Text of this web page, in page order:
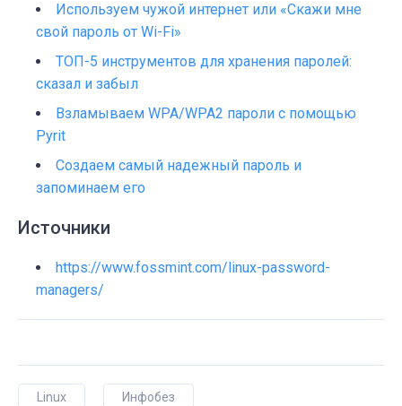
Используем чужой интернет или «Скажи мне
свой пароль от Wi-Fi»
ТОП-5 инструментов для хранения паролей:
сказал и забыл
Взламываем WPA/WPA2 пароли с помощью
Pyrit
Создаем самый надежный пароль и
запоминаем его
Источники
https://www.fossmint.com/linux-password-
managers/
Linux Инфобез